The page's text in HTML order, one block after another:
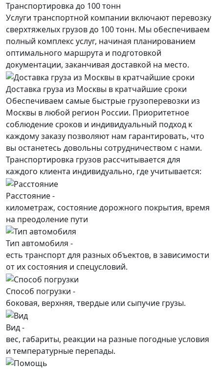
Транспортировка до 100 тонн
Услуги транспортной компании включают перевозку
сверхтяжелых грузов до 100 тонн. Мы обеспечиваем
полный комплекс услуг, начиная планированием
оптимального маршрута и подготовкой
документации, заканчивая доставкой на место.
Доставка груза из Москвы в кратчайшие сроки
Обеспечиваем самые быстрые грузоперевозки из
Москвы в любой регион России. Приоритетное
соблюдение сроков и индивидуальный подход к
каждому заказу позволяют нам гарантировать, что
вы останетесь довольны сотрудничеством с нами.
Транспортировка грузов рассчитывается для
каждого клиента индивидуально, где учитывается:
Расстояние -
километраж, состояние дорожного покрытия, время
на преодоление пути
Тип автомобиля -
есть транспорт для разных объектов, в зависимости
от их состояния и спецусловий.
Способ погрузки -
боковая, верхняя, твердые или сыпучие грузы.
Вид -
вес, габариты, реакции на разные погодные условия
и температурные перепады.